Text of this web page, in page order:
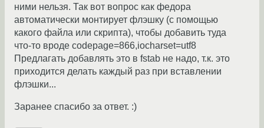
ними нельзя. Так вот вопрос как федора
автоматически монтирует флэшку (с помощью
какого файла или скрипта), чтобы добавить туда
что-то вроде codepage=866,iocharset=utf8
Предлагать добавлять это в fstab не надо, т.к. это
приходится делать каждый раз при вставлении
флэшки...
Заранее спасибо за ответ. :)